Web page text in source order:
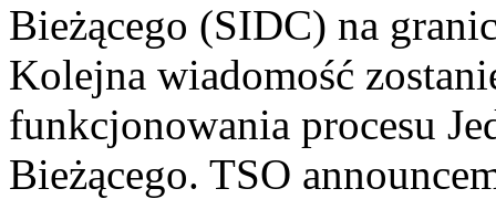
Bieżącego (SIDC) na
Kolejna wiadomość
funkcjonowania procesu
Bieżącego. TSO